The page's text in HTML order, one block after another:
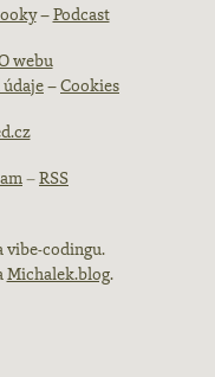
–Podcast
webu
–Cookies
–RSS
vibe-codingu.
Michalek.blog.